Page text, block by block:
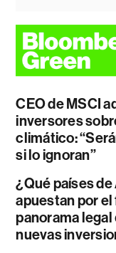
CEO de MSCI
inversores
climático:
si lo ignoran”
¿Qué países
apuestan por
panorama legal
nuevas